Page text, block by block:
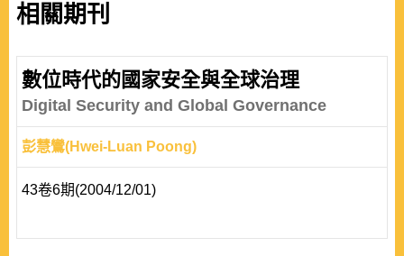
相關期刊
數位時代的國家安全與全球治理
Digital Security and Global Governance
彭慧鸞(Hwei-Luan Poong)
43卷6期(2004/12/01)